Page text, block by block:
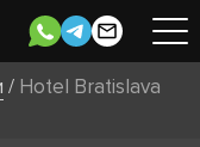
/ Hotel Bratislava